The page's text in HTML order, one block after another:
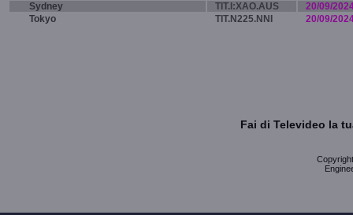
Sydney
TIT.I:XAO.AUS
20/09/
Tokyo
TIT.N225.NNI 20/09/
Fai di Televideo la